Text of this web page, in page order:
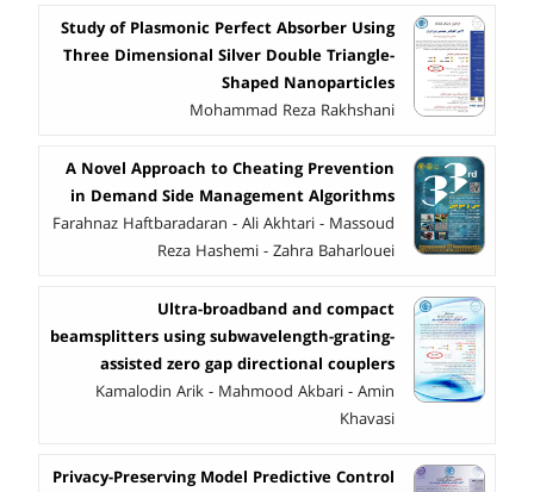
Study of Plasmonic Perfect Absorber Using
Three Dimensional Silver Double Triangle-
Shaped Nanoparticles
Mohammad Reza Rakhshani
A Novel Approach to Cheating Prevention
in Demand Side Management Algorithms
Farahnaz Haftbaradaran - Ali Akhtari - Massoud
Reza Hashemi - Zahra Baharlouei
Ultra-broadband and compact
beamsplitters using subwavelength-grating-
assisted zero gap directional couplers
Kamalodin Arik - Mahmood Akbari - Amin
Khavasi
Privacy-Preserving Model Predictive Control